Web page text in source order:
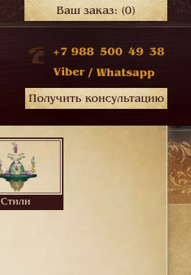
Ваш заказ:(0)
+7 988 500 49 38
Viber / Whatsapp
Получить консультацию
Стили